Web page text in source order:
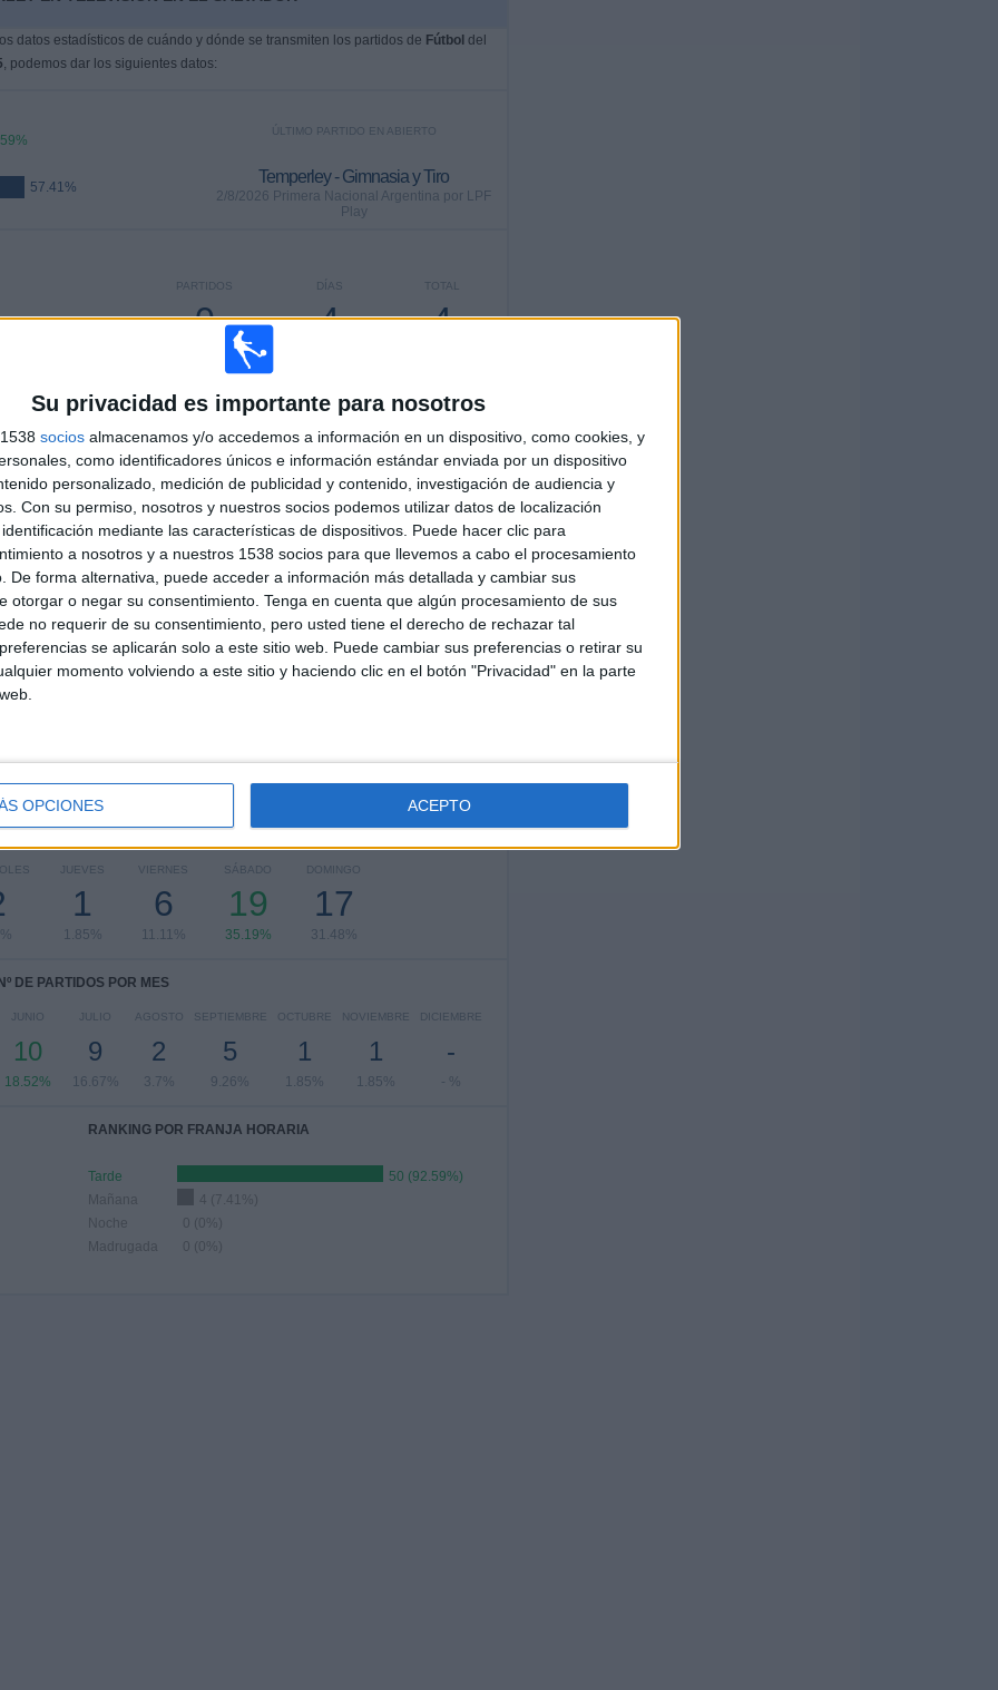
Su privacidad es importante para nosotros
socios almacenamos y/o accedemos a información en un dispositivo, como cookies, y
como identificadores únicos e información estándar enviada por un dispositivo
personalizado, medición de publicidad y contenido, investigación de audiencia y
Con su permiso, nosotros y nuestros socios podemos utilizar datos de localización
mediante las características de dispositivos. Puede hacer clic para
a nosotros y a nuestros 1538 socios para que llevemos a cabo el procesamiento
De forma alternativa, puede acceder a información más detallada y cambiar sus
otorgar o negar su consentimiento. Tenga en cuenta que algún procesamiento de sus
no requerir de su consentimiento, pero usted tiene el derecho de rechazar tal
se aplicarán solo a este sitio web. Puede cambiar sus preferencias o retirar su
momento volviendo a este sitio y haciendo clic en el botón "Privacidad" en la parte
OPCIONES ACEPTO
datos estadísticos de cuándo y dónde se transmiten los partidos de Fútbol del
, podemos dar los siguientes datos:
57.41%
ÚLTIMO PARTIDO EN ABIERTO
Temperley - Gimnasia y Tiro
2/8/2026 Primera Nacional Argentina por LPF
Play
TOTAL
4
DÍAS
4
PARTIDOS
0
CONSECUTIVOS
38
RIVALES
3
VS
Agropecuario
3
COMPETICIONES
RANKING POR COMPETICIONES
Primera Nacional Argentina
45 (83.33%)
Copa Argentina
5 (9.26%)
JUEVES
1
1.85%
VIERNES
6
11.11%
SÁBADO
19
35.19%
DOMINGO
17
31.48%
Nº DE PARTIDOS POR MES
JUNIO
10
18.52%
JULIO
9
16.67%
AGOSTO
2
3.7%
SEPTIEMBRE
5
9.26%
OCTUBRE
1
1.85%
NOVIEMBRE
1
1.85%
DICIEMBRE
-
- %
RANKING POR FRANJA HORARIA
Tarde
50 (92.59%)
Mañana
4 (7.41%)
Noche
0 (0%)
Madrugada
0 (0%)